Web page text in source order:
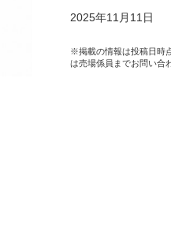
2025年11月11日
※掲載の情報は投稿日時
は売場係員までお問い合